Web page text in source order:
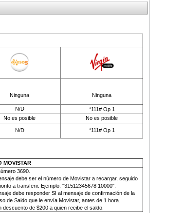
Ninguna Ninguna
N/D
*111# Op 1
No es posible No es posible
N/D *111# Op 1
MOVISTAR
3690.
debe ser el número de Movistar a recargar, seguido
a transferir. Ejemplo: "31512345678 10000".
debe responder SI al mensaje de confirmación de la
de Saldo que le envía Movistar, antes de 1 hora.
descuento de $200 a quien recibe el saldo